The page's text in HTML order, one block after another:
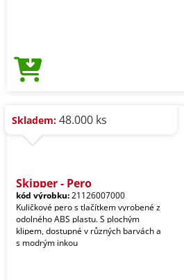
Skladem: 48.000 ks
Skipper - Pero
kód výrobku:21126007000
Kuličkové pero s tlačítkem vyrobené z
odolného ABS plastu. S plochým
klipem, dostupné v různých barvách a
s modrým inkou